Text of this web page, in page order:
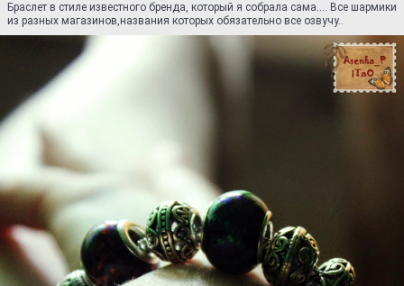
Браслет в стиле известного бренда, который я собрала сама.... Все шармики
из разных магазинов,названия которых обязательно все озвучу..